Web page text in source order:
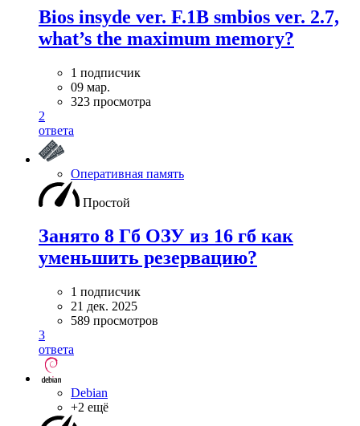
Bios insyde ver. F.1B smbios ver. 2.7,
what’s the maximum memory?
1 подписчик
09 мар.
323 просмотра
2
ответа
Оперативная память
Простой
Занято 8 Гб ОЗУ из 16 гб как
уменьшить резервацию?
1 подписчик
21 дек. 2025
589 просмотров
3
ответа
Debian
+2 ещё